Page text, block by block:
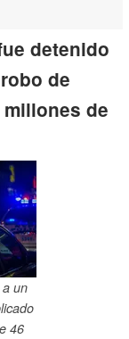
detenido
de
de
un
46